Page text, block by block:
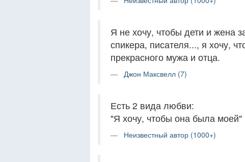
Я не хочу, чтобы дети и жена
спикера, писателя..., я хочу,
прекрасного мужа и отца.
Джон Максвелл (7)
Есть 2 вида любви:
"Я хочу, чтобы она была
Неизвестный автор (1000+)